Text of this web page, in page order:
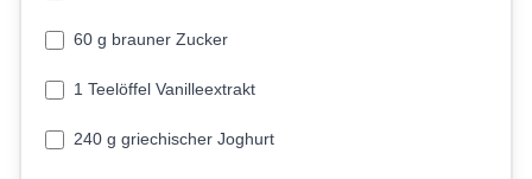
60 g brauner Zucker
1 Teelöffel Vanilleextrakt
240 g griechischer Joghurt